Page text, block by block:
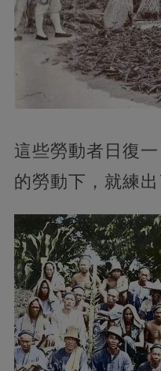
這些勞動者日復
的勞動下，就練出